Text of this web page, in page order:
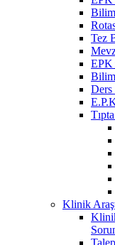
Tez
EPK
Ders
Klinik